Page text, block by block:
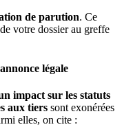
de parution. Ce
votre dossier au greffe
légale
impact sur les statuts
aux tiers sont exonérées
elles, on cite :